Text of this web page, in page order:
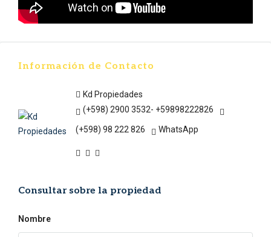
Información de Contacto
Kd Propiedades
(+598) 2900 3532- +59898222826
(+598) 98 222 826 WhatsApp
Consultar sobre la propiedad
Nombre